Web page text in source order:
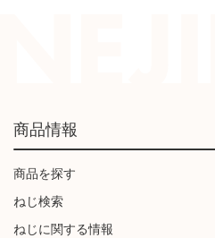
商品情報
商品を探す
ねじ検索
ねじに関する情報